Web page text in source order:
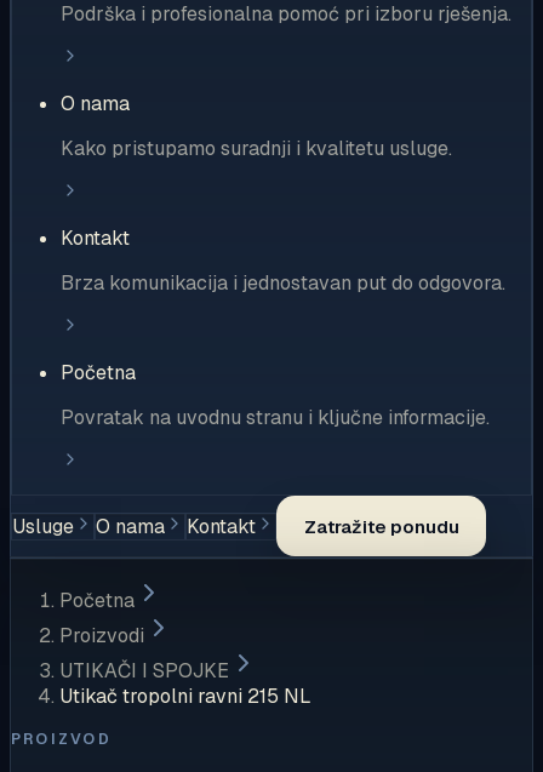
Podrška i profesionalna pomoć pri izboru rješenja.
O nama
Kako pristupamo suradnji i kvalitetu usluge.
Kontakt
Brza komunikacija i jednostavan put do odgovora.
Početna
Povratak na uvodnu stranu i ključne informacije.
Usluge O nama Kontakt Zatražite ponudu
Početna
Proizvodi
UTIKAČI I SPOJKE
Utikač tropolni ravni 215 NL
PROIZVOD